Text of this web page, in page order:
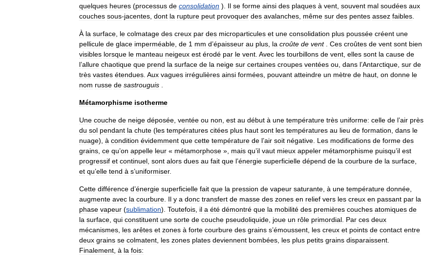
quelques heures (processus de consolidation ). Il se forme ainsi des plaques à vent souvent mal soudées aux
couches sous-jacentes dont la rupture peut provoquer des avalanches même sur des pentes assez faibles
À la surface le colmatage des creux par des microparticules et une consolidation plus poussée créent une
pellicule de glace imperméable de 1 mm d’épaisseur au plus la croûte de vent. Ces croûtes de vent sont bien
visibles lorsque le manteau neigeux est érodé par le vent Avec les tourbillons de vent elles sont la cause de
l’allure chaotique que prend la surface de la neige sur certaines croupes ventées ou dans l’Antarctique sur de
très vastes étendues Aux vagues irrégulières ainsi formées pouvant atteindre un mètre de haut on donne le
nom russe de sastrouguis
Métamorphisme isotherme
Une couche de neige déposée ventée ou non est au début à une température très uniforme: celle de l’air près
du sol pendant la chute (les températures citées plus haut sont les températures au lieu de formation dans le
nuage), à condition évidemment que cette température de l’air soit négative Les modifications de forme des
grains ce qu’on appelle leur « métamorphose », mais qu’il vaut mieux appeler métamorphisme puisqu’il est
progressif et continuel sont alors dues au fait que l’énergie superficielle dépend de la courbure de la surface
et qu’elle tend à s’uniformiser.
Cette différence d’énergie superficielle fait que la pression de vapeur saturante à une température donnée
augmente avec la courbure Il y a donc transfert de masse des zones en relief vers les creux en passant par la
phase vapeur (sublimation). Toutefois il a été démontré que la mobilité des premières couches atomiques de
la surface qui constituent une sorte de couche pseudoliquide joue un rôle primordial Par ces deux
mécanismes les arêtes et zones à forte courbure des grains s’émoussent les creux et points de contact entre
deux grains se colmatent les zones plates deviennent bombées les plus petits grains disparaissent
Finalement à la fois: